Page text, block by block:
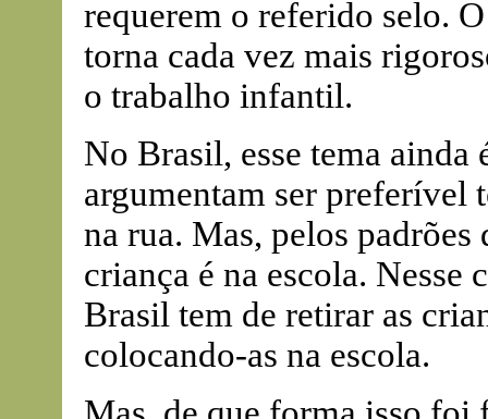
requerem o referido selo.
torna cada vez mais
o trabalho infantil.
No Brasil, esse tema
argumentam ser preferível
na rua. Mas, pelos
criança é na escola. Nesse
Brasil tem de retirar as
colocando-as na escola.